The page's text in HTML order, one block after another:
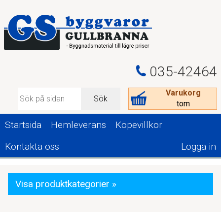
035-42464
Varukorg
tom
Sök
Startsida Hemleverans
Köpevillkor
Kontakta oss
Logga in
Visa produktkategorier »